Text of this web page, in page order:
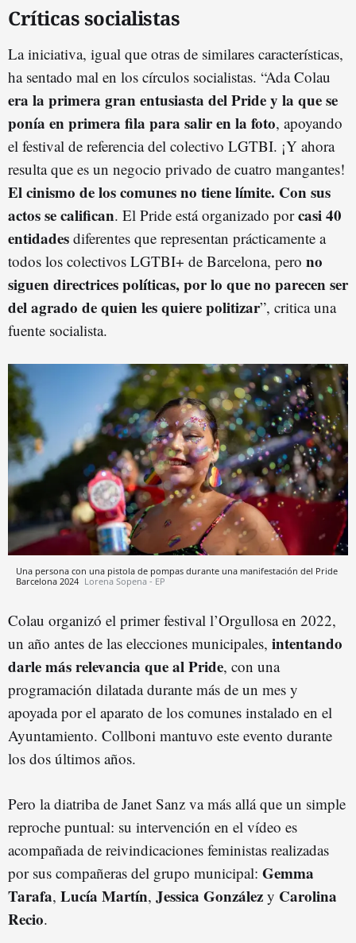
Críticas socialistas
La iniciativa, igual que otras de similares características,
ha sentado mal en los círculos socialistas. “Ada Colau
era la primera gran entusiasta del Pride y la que se
ponía en primera fila para salir en la foto, apoyando
el festival de referencia del colectivo LGTBI. ¡Y ahora
resulta que es un negocio privado de cuatro mangantes!
El cinismo de los comunes no tiene límite. Con sus
actos se califican. El Pride está organizado porcasi 40
entidades diferentes que representan prácticamente a
todos los colectivos LGTBI+ de Barcelona, pero no
siguen directrices políticas, por lo que no parecen ser
del agrado de quien les quiere politizar”, critica una
fuente socialista.
Una persona con una pistola de pompas durante una manifestación del Pride
Barcelona 2024 Lorena Sopena - EP
Colau organizó el primer festival l’Orgullosa en 2022,
un año antes de las elecciones municipales, intentando
darle más relevancia que al Pride, con una
programación dilatada durante más de un mes y
apoyada por el aparato de los comunes instalado en el
Ayuntamiento. Collboni mantuvo este evento durante
los dos últimos años.
Pero la diatriba de Janet Sanz va más allá que un simple
reproche puntual: su intervención en el vídeo es
acompañada de reivindicaciones feministas realizadas
por sus compañeras del grupo municipal: Gemma
Tarafa, Lucía Martín, Jessica González y Carolina
Recio.